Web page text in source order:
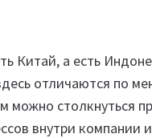
Китай, а есть
отличаются по
можно столкнуться
внутри компании